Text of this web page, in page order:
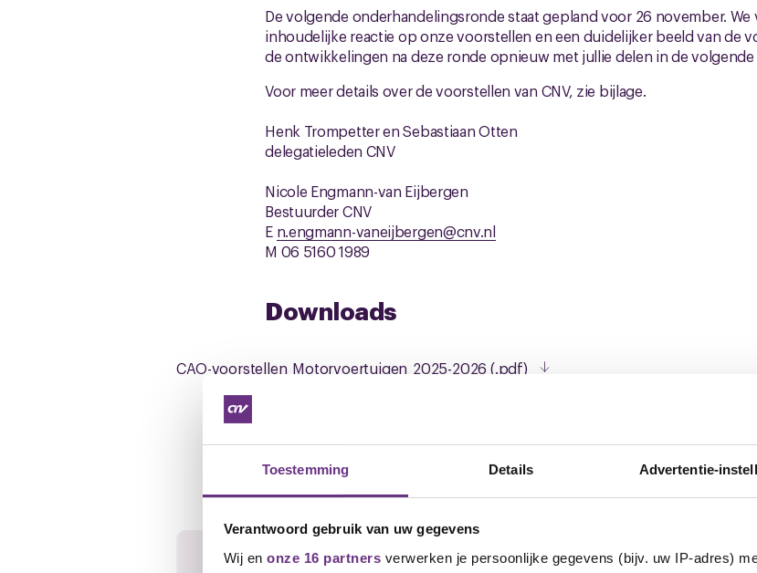
Toestemming Details Advertentie-
Verantwoord gebruik van uw gegevens
Wij en onze 16 partners verwerken je persoonlijke gegevens (bijv. uw IP-adres)
De volgende onderhandelingsronde staat gepland voor 26 november. We
inhoudelijke reactie op onze voorstellen en een duidelijker beeld van de
de ontwikkelingen na deze ronde opnieuw met jullie delen in de
Voor meer details over de voorstellen van CNV, zie bijlage.
Henk Trompetter en Sebastiaan Otten
delegatieleden CNV
Nicole Engmann-van Eijbergen
Bestuurder CNV
E n.engmann-vaneijbergen@cnv.nl
M 06 5160 1989
Downloads
CAO-voorstellen_Motorvoertuigen_2025-2026 (.pdf)
Gerelateerd nieuws